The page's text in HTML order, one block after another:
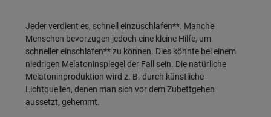
Jeder verdient es, schnell einzuschlafen**. Manche
Menschen bevorzugen jedoch eine kleine Hilfe, um
schneller einschlafen** zu können. Dies könnte bei einem
niedrigen Melatoninspiegel der Fall sein. Die natürliche
Melatoninproduktion wird z. B. durch künstliche
Lichtquellen, denen man sich vor dem Zubettgehen
aussetzt, gehemmt.